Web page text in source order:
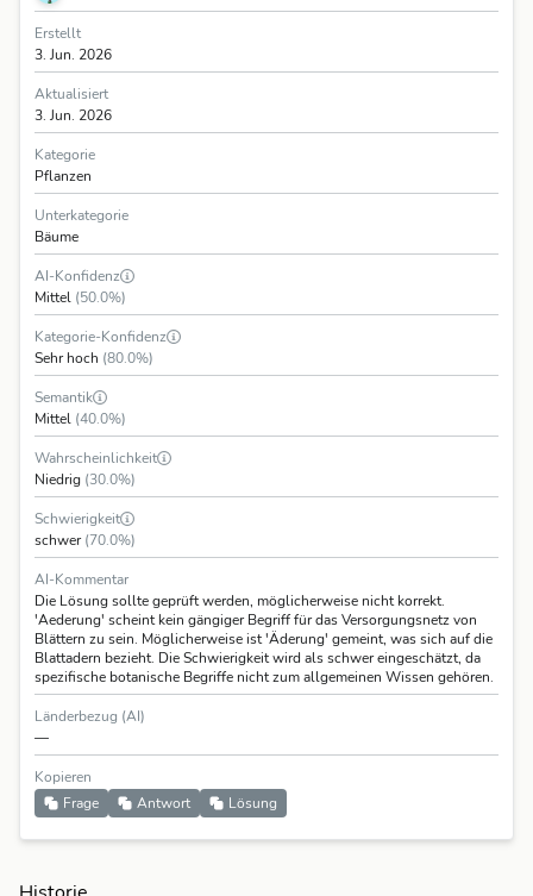
Erstellt
3. Jun. 2026
Aktualisiert
3. Jun. 2026
Kategorie
Pflanzen
Unterkategorie
Bäume
AI-Konfidenz
Mittel (50.0%)
Kategorie-Konfidenz
Sehr hoch (80.0%)
Semantik
Mittel (40.0%)
Wahrscheinlichkeit
Niedrig (30.0%)
Schwierigkeit
schwer(70.0%)
AI-Kommentar
Die Lösung sollte geprüft werden, möglicherweise nicht korrekt.
'Aederung' scheint kein gängiger Begriff für das Versorgungsnetz von
Blättern zu sein. Möglicherweise ist 'Äderung' gemeint, was sich auf die
Blattadern bezieht. Die Schwierigkeit wird als schwer eingeschätzt, da
spezifische botanische Begriffe nicht zum allgemeinen Wissen gehören.
Länderbezug (AI)
—
Kopieren
Frage
Antwort Lösung